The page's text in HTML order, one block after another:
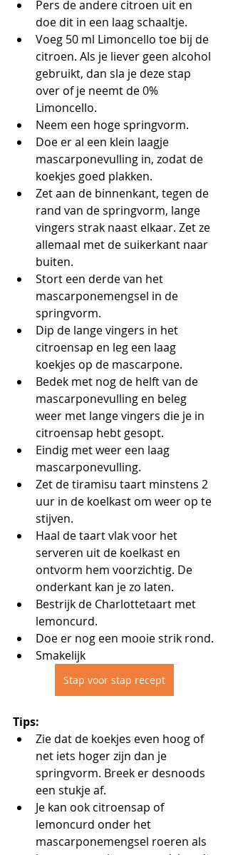
Pers de andere citroen uit en
doe dit in een laag schaaltje.
Voeg 50 ml Limoncello toe bij de
citroen. Als je liever geen alcohol
gebruikt, dan sla je deze stap
over of je neemt de 0%
Limoncello.
Neem een hoge springvorm.
Doe er al een klein laagje
mascarponevulling in, zodat de
koekjes goed plakken.
Zet aan de binnenkant, tegen de
rand van de springvorm, lange
vingers strak naast elkaar. Zet ze
allemaal met de suikerkant naar
buiten.
Stort een derde van het
mascarponemengsel in de
springvorm.
Dip de lange vingers in het
citroensap en leg een laag
koekjes op de mascarpone.
Bedek met nog de helft van de
mascarponevulling en beleg
weer met lange vingers die je in
citroensap hebt gesopt.
Eindig met weer een laag
mascarponevulling.
Zet de tiramisu taart minstens 2
uur in de koelkast om weer op te
stijven.
Haal de taart vlak voor het
serveren uit de koelkast en
ontvorm hem voorzichtig. De
onderkant kan je zo laten.
Bestrijk de Charlottetaart met
lemoncurd.
Doe er nog een mooie strik rond.
Smakelijk
Stap voor stap recept
Tips:
Zie dat de koekjes even hoog of
net iets hoger zijn dan je
springvorm. Breek er desnoods
een stukje af.
Je kan ook citroensap of
lemoncurd onder het
mascarponemengsel roeren als